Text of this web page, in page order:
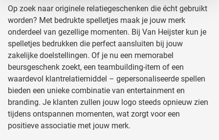
intrekken in de Cookieverklaring.
We gebruiken cookies om content en advertenties te
personaliseren, om functies voor social media te bieden
en om ons websiteverkeer te analyseren. Ook delen we
informatie over uw gebruik van onze site met onze
partners voor social media, adverteren en analyse. Deze
partners kunnen deze gegevens combineren met andere
informatie die u aan ze heeft verstrekt of die ze hebben
verzameld op basis van uw gebruik van hun services.
Op zoek naar originele relatiegeschenken die écht gebruikt
worden? Met bedrukte spelletjes maak je jouw merk
onderdeel van gezellige momenten. Bij Van Heijster kun je
spelletjes bedrukken die perfect aansluiten bij jouw
zakelijke doelstellingen. Of je nu een memorabel
beursgeschenk zoekt, een teambuilding-item of een
waardevol klantrelatiemiddel – gepersonaliseerde spellen
bieden een unieke combinatie van entertainment en
branding. Je klanten zullen jouw logo steeds opnieuw zien
tijdens ontspannen momenten, wat zorgt voor een
positieve associatie met jouw merk.